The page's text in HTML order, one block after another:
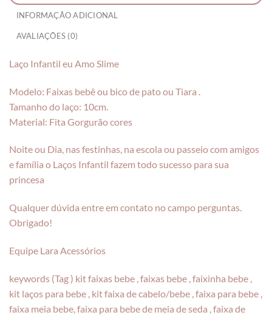
INFORMAÇÃO ADICIONAL
AVALIAÇÕES (0)
Laço Infantil eu Amo Slime
Modelo: Faixas bebê ou bico de pato ou Tiara .
Tamanho do laço: 10cm.
Material: Fita Gorgurão cores
Noite ou Dia, nas festinhas, na escola ou passeio com amigos
e família o Laços Infantil fazem todo sucesso para sua
princesa
Qualquer dúvida entre em contato no campo perguntas.
Obrigado!
Equipe Lara Acessórios
keywords (Tag ) kit faixas bebe , faixas bebe , faixinha bebe ,
kit laços para bebe , kit faixa de cabelo/bebe , faixa para bebe ,
faixa meia bebe, faixa para bebe de meia de seda , faixa de